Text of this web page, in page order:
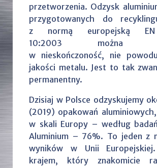
przetworzenia. Odzysk
przygotowanych do
z normą europejską
10:2003 można
w nieskończoność, nie
jakości metalu. Jest to tak
permanentny.
Dzisiaj w Polsce odzyskujemy
(2019) opakowań
w skali Europy – według
Aluminium – 76%. To jeden z
wyników w Unii
krajem, który znakomicie